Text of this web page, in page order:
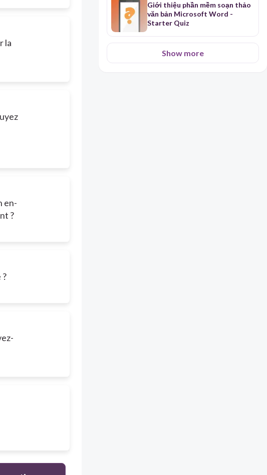
la
en-
?
Giới thiệu phần mềm soạn thảo
văn bản Microsoft Word -
Starter Quiz
Show more